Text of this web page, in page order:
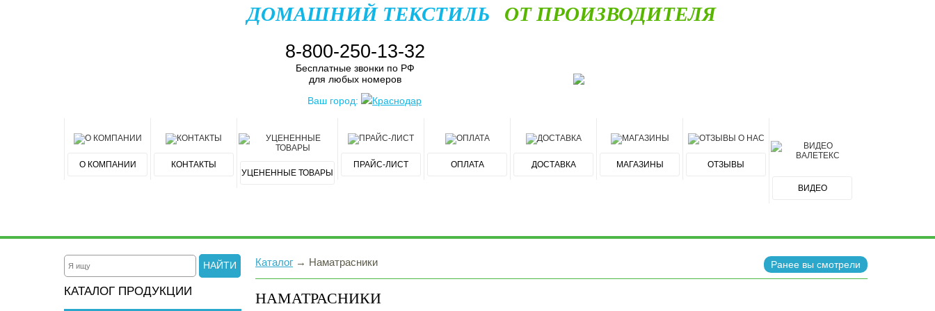
ДОМАШНИЙ ТЕКСТИЛЬ ОТ ПРОИЗВОДИТЕЛЯ
8-800-250-13-32
Бесплатные звонки по РФ
для любых номеров
Ваш город:
Краснодар
О КОМПАНИИ
КОНТАКТЫ
УЦЕНЕННЫЕ ТОВАРЫ
ПРАЙС-ЛИСТ ОПЛАТА ДОСТАВКА МАГАЗИНЫ ОТЗЫВЫ
ВИДЕО
НАЙТИ
КАТАЛОГ ПРОДУКЦИИ
Каталог → Наматрасники Ранее вы смотрели
НАМАТРАСНИКИ